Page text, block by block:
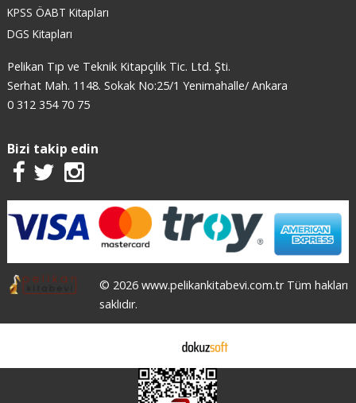
KPSS ÖABT Kitapları
DGS Kitapları
Pelikan Tıp ve Teknik Kitapçılık Tic. Ltd. Şti.
Serhat Mah. 1148. Sokak No:25/1 Yenimahalle/ Ankara
0 312 354 70 75
Bizi takip edin
© 2026 www.pelikankitabevi.com.tr Tüm hakları
saklıdır.